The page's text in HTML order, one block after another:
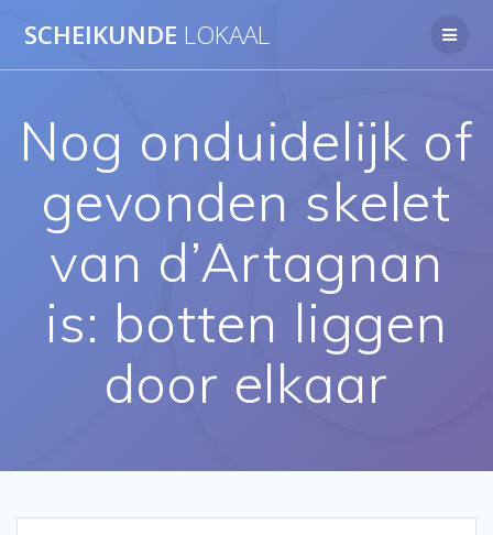
naar
SCHEIKUNDE LOKAAL
Nog onduidelijk of
gevonden skelet
van d’Artagnan
is: botten liggen
door elkaar